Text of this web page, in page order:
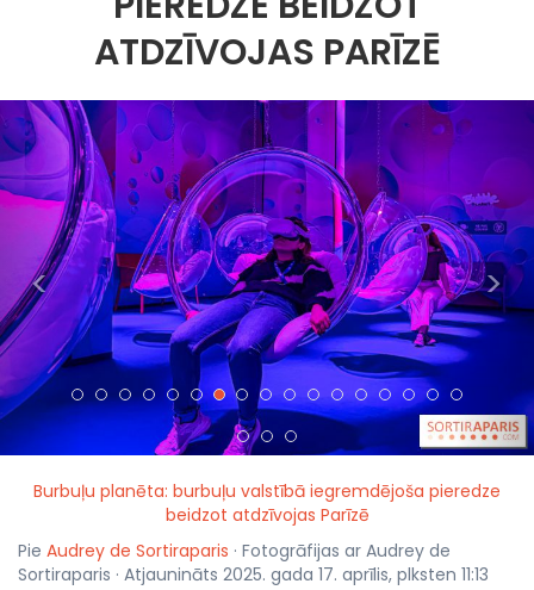
ATDZĪVOJAS PARĪZĒ
< >
Burbuļu planēta: burbuļu valstībā iegremdējoša pieredze
beidzot atdzīvojas Parīzē
Pie Audrey de Sortiraparis · Fotogrāfijas ar Audrey de
Sortiraparis · Atjaunināts 2025. gada 17. aprīlis, plksten 11:13